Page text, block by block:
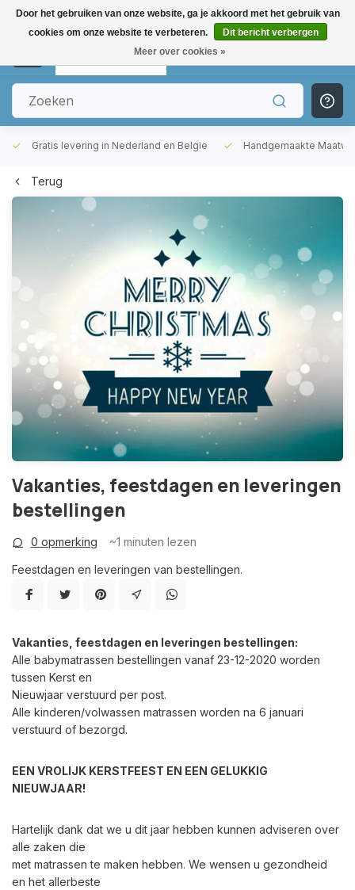
Gratis levering in Nederland en Belgie Handgemaakte
Terug
Vakanties, feestdagen en leveringen
bestellingen
0 opmerking ~1 minuten lezen
Feestdagen en leveringen van bestellingen.
Vakanties, feestdagen en leveringen bestellingen:
Alle babymatrassen bestellingen vanaf 23-12-2020 worden
tussen Kerst en
Nieuwjaar verstuurd per post.
Alle kinderen/volwassen matrassen worden na 6 januari
verstuurd of bezorgd.
EEN VROLIJK KERSTFEEST EN EEN GELUKKIG
NIEUWJAAR!
Hartelijk dank dat we u dit jaar hebben kunnen adviseren over
alle zaken die
met matrassen te maken hebben. We wensen u gezondheid
en het allerbeste
Door het gebruiken van onze website, ga je akkoord met het gebruik van
cookies om onze website te verbeteren.
Dit bericht verbergen
Meer over cookies »